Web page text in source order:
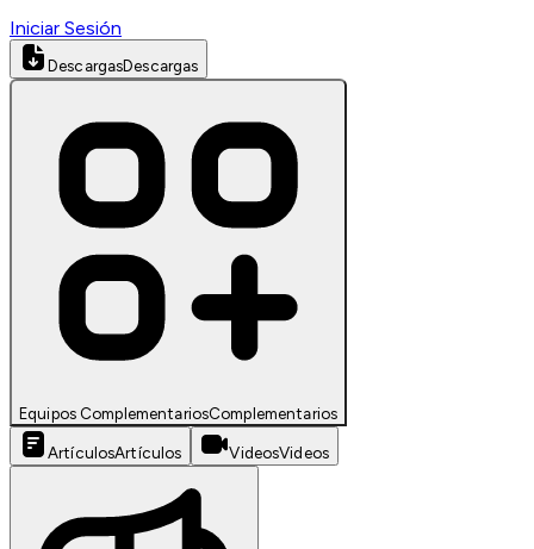
Iniciar Sesión
DescargasDescargas
Equipos ComplementariosComplementarios
ArtículosArtículos VideosVideos